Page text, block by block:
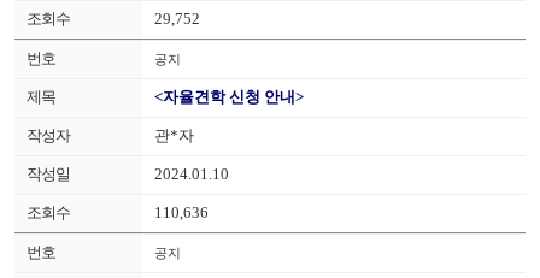
29,752
공지
<자율견학 신청 안내>
관*자
2024.01.10
110,636
공지